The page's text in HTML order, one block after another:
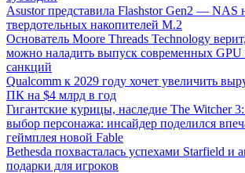
Asustor представила Flashstor Gen2 — NAS
твердотельных накопителей M.2
Основатель Moore Threads Technology
можно наладить выпуск современных GPU
санкций
Qualcomm к 2029 году хочет увеличить
ПК на $4 млрд в год
Гигантские курицы, наследие The Witcher
выбор персонажа: инсайдер поделился
геймплея новой Fable
Bethesda похвасталась успехами Starfield и
подарки для игроков